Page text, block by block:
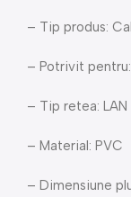
– Tip produs:
– Potrivit
– Tip retea: LAN
– Material: PVC
– Dimensiune